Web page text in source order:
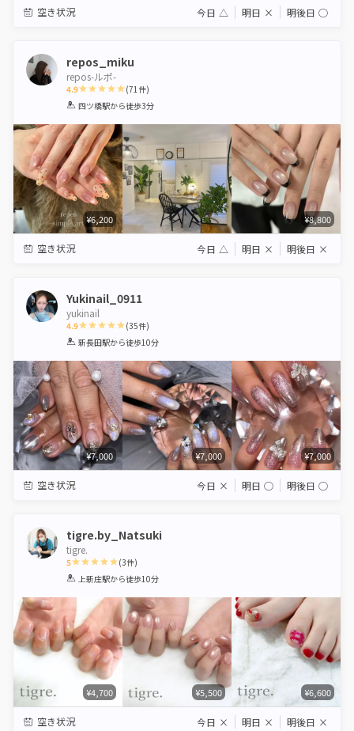
空き状況 今日 △ 明日 × 明後日 ◯
repos_miku
repos-ルポ-
4.9
1 2 3 4 5
(71件)
四ツ橋駅から徒歩3分
¥6,200 ¥8,800
空き状況 今日 △ 明日 × 明後日 ×
Yukinail_0911
yukinail
4.9
1 2 3 4 5
(35件)
新長田駅から徒歩10分
¥7,000 ¥7,000 ¥7,000
空き状況 今日 × 明日 ◯ 明後日 ◯
tigre.by_Natsuki
tigre.
5
1 2 3 4 5
(3件)
上新庄駅から徒歩10分
¥4,700 ¥5,500 ¥6,600
空き状況 今日 × 明日 × 明後日 ×